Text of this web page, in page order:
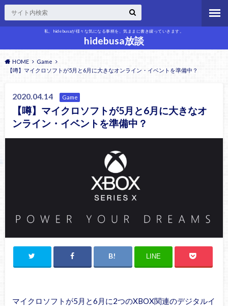
私、hidebusaが様々な気になる事柄を、気ままに書き綴っていきます。
hidebusa放談
HOME
Game
【噂】マイクロソフトが5月と6月に大きなオンライン・イベントを準備中？
2020.04.14 Game
【噂】マイクロソフトが5月と6月に大きなオ
ンライン・イベントを準備中？
LINE
マイクロソフトが5月と6月に2つのXBOX関連のデジタルイ